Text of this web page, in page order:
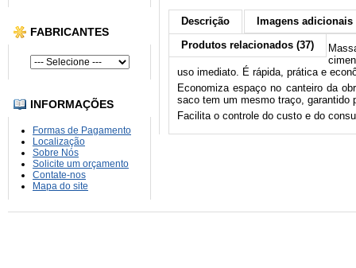
FABRICANTES
INFORMAÇÕES
Formas de Pagamento
Localização
Sobre Nós
Solicite um orçamento
Contate-nos
Mapa do site
Descrição
Imagens adicionais
Produtos relacionados (37)
uso imediato. É rápida, prática e
Economiza espaço no canteiro da
saco tem um mesmo traço, garantido
Facilita o controle do custo e do